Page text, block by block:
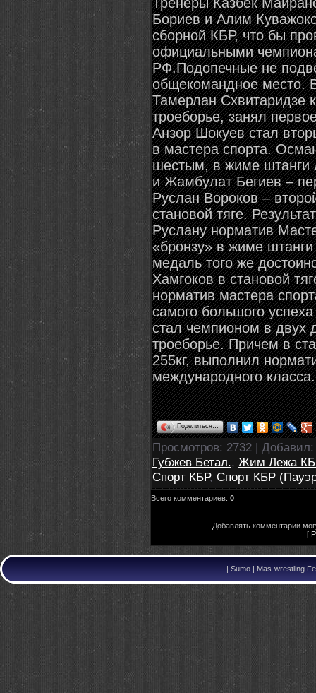
Бориев и Алим
сборной КБР, что бы
официальными
РФ.Подопечные не
общекомандное место.
Тамерлан Схвитаридзе
троеборье, занял
Анзор Шокуев стал
в мастера спорта.
шестым, в жиме штанги
и Жамбулат Бегиев –
Руслан Вороков –
становой тяге.
Руслану норматив
«бронзу» в жиме
медаль того же
Хамгоков в становой
норматив мастера
самого большого
стал чемпионом в двух
троеборье. Причем в
255кг, выполнил
международного класса.
Поделиться…
Просмотров: 2732 | Добавил
Губжев Бетал., Жим Лежа
Спорт КБР, Спорт КБР
Всего комментариев: 0
Добавлять комментарии
[
| Sumo | Mas-wrestling